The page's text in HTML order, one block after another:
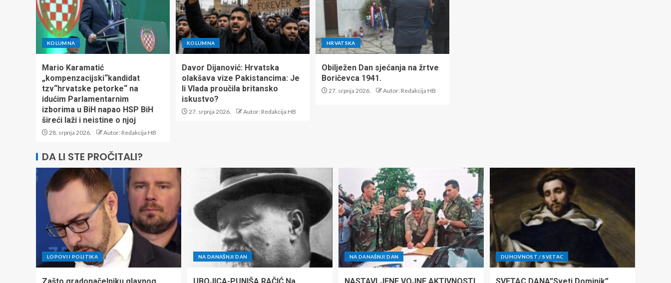
KOLUMNA
Mario Karamatić
„kompenzacijski“kandidat
tzv“hrvatske petorke“ na
idućim Parlamentarnim
izborima u BiH napao HSP BiH
šireći laži i neistine o njoj
28. srpnja 2026. Autor: Redakcija HB
KOLUMNA
Davor Dijanović: Hrvatska
olakšava vize Pakistancima: Je
li Vlada proučila britansko
iskustvo?
27. srpnja 2026. Autor: Redakcija HB
HRVATSKA
Obilježen Dan sjećanja na žrtve
Boričevca 1941.
27. srpnja 2026. Autor: Redakcija HB
DA LI STE PROČITALI?
LOPOVI I POLITIKA NA DANAŠNJI DAN NA DANAŠNJI DAN DUHOVNOST / SVETAC